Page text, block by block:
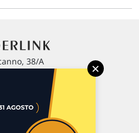
38/A
460 401
×